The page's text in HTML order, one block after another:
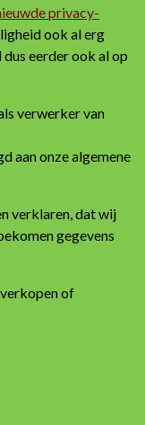
privacy-
ook al erg
dus eerder ook al op
verwerker van
aan onze algemene
verklaren, dat wij
gegevens
of